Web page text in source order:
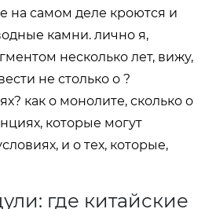
на самом деле кроются и
камни. лично я,
несколько лет, вижу,
не столько о ?
как о монолите, сколько о
которые могут
и о тех, которые,
где китайские